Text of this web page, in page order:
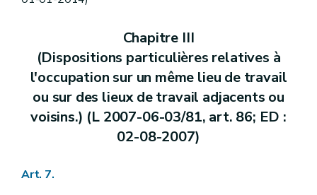
Chapitre III
(Dispositions particulières relatives à
l'occupation sur un même lieu de travail
ou sur des lieux de travail adjacents ou
voisins.) (L 2007-06-03/81, art. 86; ED :
02-08-2007)
Art. 7.